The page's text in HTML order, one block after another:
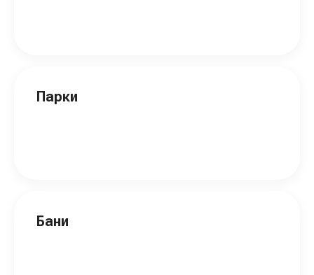
Парки
Бани